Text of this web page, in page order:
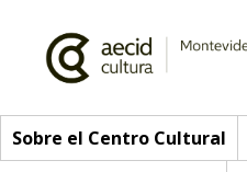
Sobre el Centro Cultural